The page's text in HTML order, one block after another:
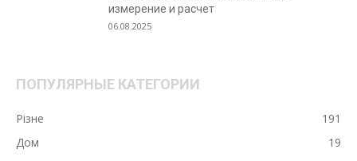
измерение и расчет
06.08.2025
ПОПУЛЯРНЫЕ КАТЕГОРИИ
Різне
191
Дом
19